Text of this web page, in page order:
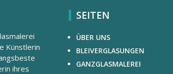
Künstlerin
ihres
SEITEN
ÜBER UNS
BLEIVERGLASUNGEN
GANZGLASMALEREI